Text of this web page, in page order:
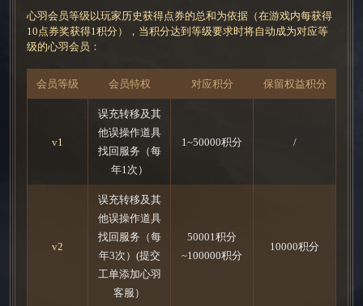
心羽会员等级以玩家历史获得点券的总和为依据（在游戏内每获得
10点券奖获得1积分），当积分达到等级要求时将自动成为对应等
级的心羽会员：
会员等级 会员特权 对应积分 保留权益积分
v1
误充转移及其
他误操作道具
找回服务（每
年1次）
1~50000积分 /
v2
误充转移及其
他误操作道具
找回服务（每
年3次）(提交
工单添加心羽
客服）
50001积分
~100000积分
10000积分